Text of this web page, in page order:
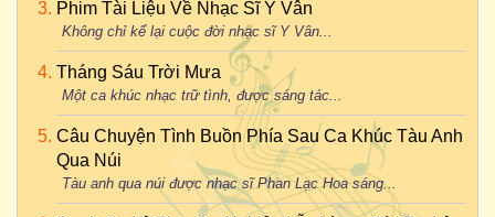
Phim Tài Liệu Về Nhạc Sĩ Y Vân
Không chỉ kể lại cuộc đời nhạc sĩ Y Vân...
Tháng Sáu Trời Mưa
Một ca khúc nhạc trữ tình, được sáng tác...
Câu Chuyện Tình Buồn Phía Sau Ca Khúc Tàu Anh
Qua Núi
Tàu anh qua núi được nhạc sĩ Phan Lạc Hoa sáng...